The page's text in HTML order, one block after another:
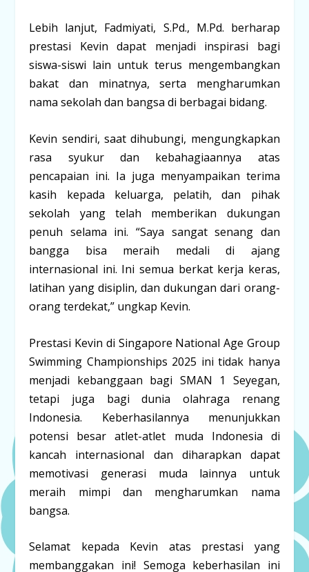
Lebih lanjut, Fadmiyati, S.Pd., M.Pd. berharap
prestasi Kevin dapat menjadi inspirasi bagi
siswa-siswi lain untuk terus mengembangkan
bakat dan minatnya, serta mengharumkan
nama sekolah dan bangsa di berbagai bidang.
Kevin sendiri, saat dihubungi, mengungkapkan
rasa syukur dan kebahagiaannya atas
pencapaian ini. Ia juga menyampaikan terima
kasih kepada keluarga, pelatih, dan pihak
sekolah yang telah memberikan dukungan
penuh selama ini. “Saya sangat senang dan
bangga bisa meraih medali di ajang
internasional ini. Ini semua berkat kerja keras,
latihan yang disiplin, dan dukungan dari orang-
orang terdekat,” ungkap Kevin.
Prestasi Kevin di Singapore National Age Group
Swimming Championships 2025 ini tidak hanya
menjadi kebanggaan bagi SMAN 1 Seyegan,
tetapi juga bagi dunia olahraga renang
Indonesia. Keberhasilannya menunjukkan
potensi besar atlet-atlet muda Indonesia di
kancah internasional dan diharapkan dapat
memotivasi generasi muda lainnya untuk
meraih mimpi dan mengharumkan nama
bangsa.
Selamat kepada Kevin atas prestasi yang
membanggakan ini! Semoga keberhasilan ini